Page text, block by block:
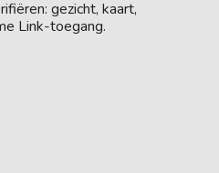
gezicht, kaart,
Link-toegang.